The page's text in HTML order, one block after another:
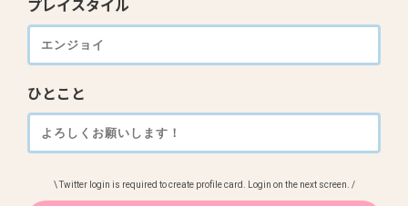
プレイスタイル
ひとこと
\ Twitter login is required to create profile card. Login on the next screen. /